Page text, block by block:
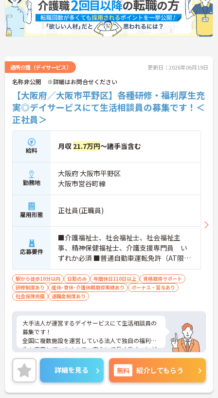
通所介護（デイサービス） 更新日：2026年06月19日
名称非公開 ※詳細はお問合せください
【大阪府／大阪市平野区】各種研修・福利厚生充
実◎デイサービスにて生活相談員の募集です！＜
正社員＞
給料 月収 21.7万円～諸手当含む
勤務地
大阪府 大阪市平野区
大阪市営谷町線
雇用形態 正社員(正職員)
応募要件
■介護福祉士、社会福祉士、社会福祉主
事、精神保健福祉士、介護支援専門員 い
ずれか必須 ■普通自動車運転免許（AT限定
可）必須 ■実務経験 必須
駅から徒歩10分以内 日勤のみ 年間休日110日以上
資格取得サポート
研修制度あり
産休･育休･介護休暇取得実績あり
ボーナス・賞与あり
社会保険完備
退職金制度あり
大手法人が運営するデイサービスにて生活相談員の
募集です！
全国に複数施設を運営している法人で独自の福利厚
生も充実していますので、安心して長く働くことが
できます◎
年間休日110日以上でしっかりお休みも取得できる
ので、ワークライフバランスを大切にしたい方にオ
ススメです！
ご興味のある方には、面接対策ポイントなど、さら
詳細を見る 無料 紹介してもらう